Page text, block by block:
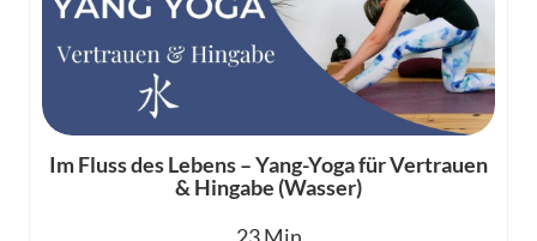
Im Fluss des Lebens – Yang-Yoga für Vertrauen
& Hingabe (Wasser)